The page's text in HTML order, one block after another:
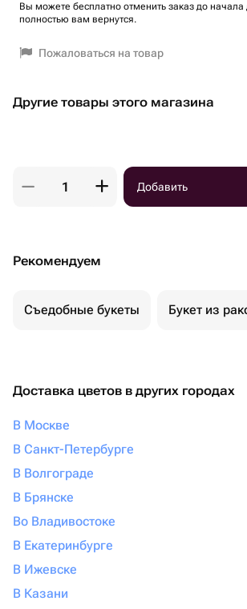
Вы можете бесплатно отменить заказ до начала
полностью вам вернутся.
Пожаловаться на товар
Другие товары этого магазина
Добавить
Рекомендуем
Съедобные букеты Букет из
Доставка цветов в других городах
В Москве
В Санкт-Петербурге
В Волгограде
В Брянске
Во Владивостоке
В Екатеринбурге
В Ижевске
В Казани